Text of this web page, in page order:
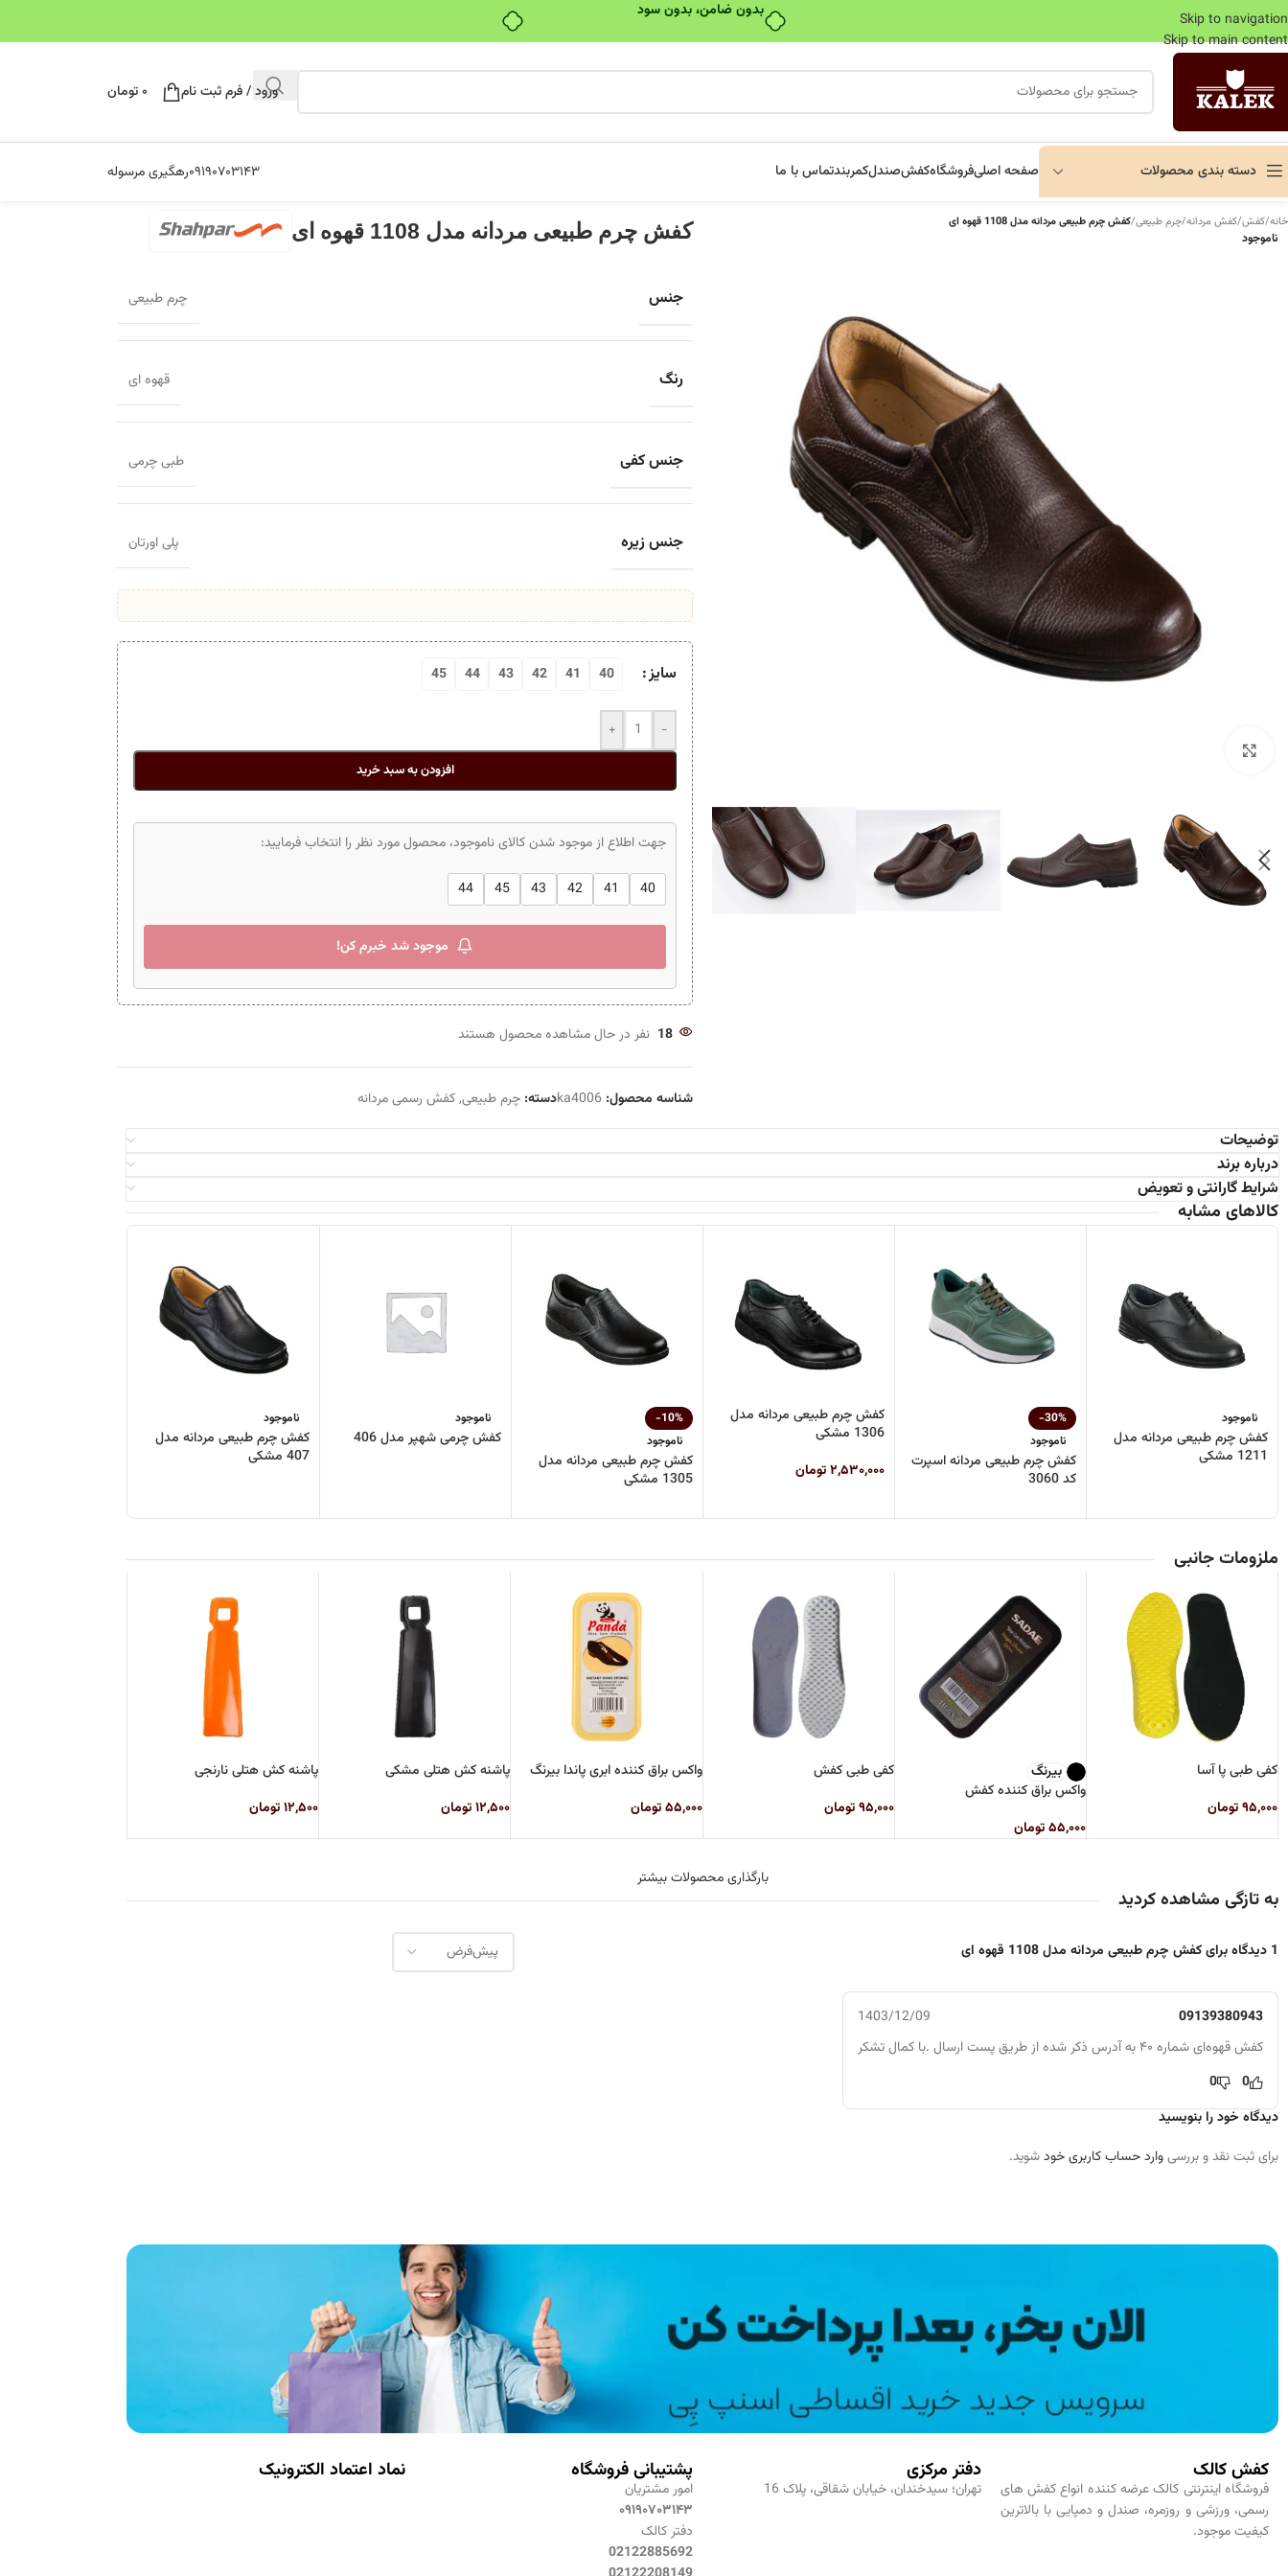
بدون ضامن، بدون سود
Skip to navigation
Skip to main content
ورود / فرم ثبت نام ۰ تومان
دسته بندی محصولات صفحه اصلیفروشگاهکفشصندلکمربندتماس با ما ۰۹۱۹۰۷۰۳۱۴۳رهگیری مرسوله
خانه/کفش/کفش مردانه/چرم طبیعی/کفش چرم طبیعی مردانه مدل 1108 قهوه ای
ناموجود کفش چرم طبیعی مردانه مدل 1108 قهوه ای
جنس چرم طبیعی
رنگ قهوه ای
جنس کفی طبی چرمی
جنس زیره پلی اورتان
سایز 40
41
42
43
44
45
-
+
افزودن به سبد خرید
جهت اطلاع از موجود شدن کالای ناموجود، محصول مورد نظر را انتخاب فرمایید:
40
41
42
43
45
44
موجود شد خبرم کن!
18 نفر در حال مشاهده محصول هستند
شناسه محصول: ka4006دسته: چرم طبیعی,کفش رسمی مردانه
توضیحات
درباره برند
شرایط گارانتی و تعویض
کالاهای مشابه
ناموجود
کفش چرم طبیعی مردانه مدل
1211 مشکی
-30%
ناموجود
کفش چرم طبیعی مردانه اسپرت
کد 3060
کفش چرم طبیعی مردانه مدل
1306 مشکی
۲,۵۳۰,۰۰۰تومان
-10%
ناموجود
کفش چرم طبیعی مردانه مدل
1305 مشکی
ناموجود
کفش چرمی شهپر مدل 406
ناموجود
کفش چرم طبیعی مردانه مدل
407 مشکی
ملزومات جانبی
کفی طبی پا آسا
۹۵,۰۰۰تومان
بیرنگ
واکس براق کننده کفش
۵۵,۰۰۰تومان
کفی طبی کفش
۹۵,۰۰۰تومان
واکس براق کننده ابری پاندا بیرنگ
۵۵,۰۰۰ تومان
پاشنه کش هتلی مشکی
۱۲,۵۰۰تومان
پاشنه کش هتلی نارنجی
۱۲,۵۰۰تومان
بارگذاری محصولات بیشتر
به تازگی مشاهده کردید
1 دیدگاه برای کفش چرم طبیعی مردانه مدل 1108 قهوه ای
09139380943
1403/12/09
کفش قهوه‌ای شماره ۴۰ به آدرس ذکر شده از طریق پست ارسال .با کمال تشکر
0
0
دیدگاه خود را بنویسید
برای ثبت نقد و بررسیوارد حساب کاربری خودشوید.
کفش کالک
فروشگاه اینترنتی کالک عرضه کننده انواع کفش های
رسمی، ورزشی و روزمره، صندل و دمپایی با بالاترین
کیفیت موجود.
دفتر مرکزی
تهران؛ سیدخندان، خیابان شقاقی، پلاک 16
پشتیبانی فروشگاه
امور مشتریان
۰۹۱۹۰۷۰۳۱۴۳
دفتر کالک
02122885692
نماد اعتماد الکترونیک